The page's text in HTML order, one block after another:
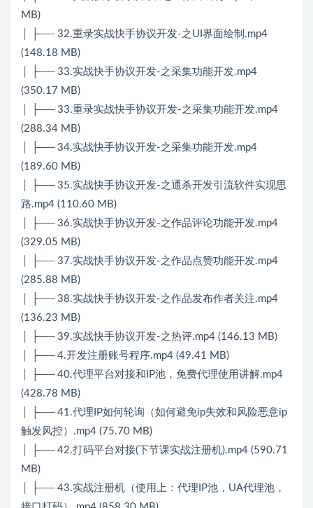
MB)
│ ├── 32.重录实战快手协议开发-之UI界面绘制.mp4
(148.18 MB)
│ ├── 33.实战快手协议开发-之采集功能开发.mp4
(350.17 MB)
│ ├── 33.重录实战快手协议开发-之采集功能开发.mp4
(288.34 MB)
│ ├── 34.实战快手协议开发-之采集功能开发.mp4
(189.60 MB)
│ ├── 35.实战快手协议开发-之通杀开发引流软件实现思
路.mp4 (110.60 MB)
│ ├── 36.实战快手协议开发-之作品评论功能开发.mp4
(329.05 MB)
│ ├── 37.实战快手协议开发-之作品点赞功能开发.mp4
(285.88 MB)
│ ├── 38.实战快手协议开发-之作品发布作者关注.mp4
(136.23 MB)
│ ├── 39.实战快手协议开发-之热评.mp4 (146.13 MB)
│ ├── 4.开发注册账号程序.mp4 (49.41 MB)
│ ├── 40.代理平台对接和IP池，免费代理使用讲解.mp4
(428.78 MB)
│ ├── 41.代理IP如何轮询（如何避免ip失效和风险恶意ip
触发风控）.mp4 (75.70 MB)
│ ├── 42.打码平台对接(下节课实战注册机).mp4 (590.71
MB)
│ ├── 43.实战注册机（使用上：代理IP池，UA代理池，